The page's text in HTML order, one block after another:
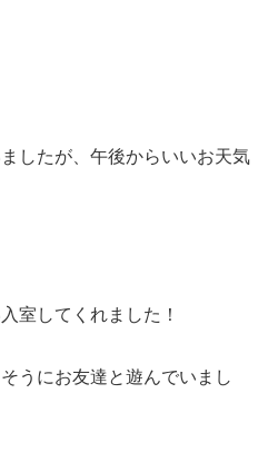
したが、午後からいいお天気
室してくれました！
うにお友達と遊んでいまし